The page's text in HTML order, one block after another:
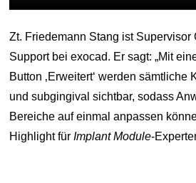
Zt. Friedemann Stang ist Supervisor
Support bei exocad. Er sagt: „Mit
Button ‚Erweitert‘ werden sämtliche
und subgingival sichtbar, sodass
Bereiche auf einmal anpassen
Highlight fürImplant Module-